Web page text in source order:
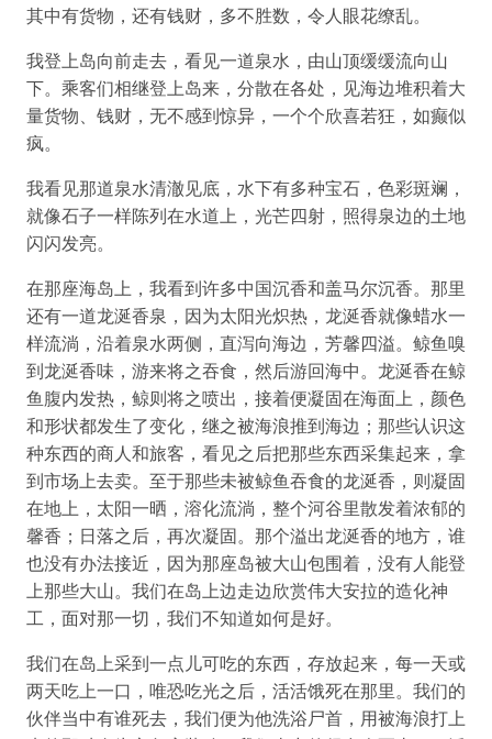
其中有货物，还有钱财，多不胜数，令人眼花缭乱。
我登上岛向前走去，看见一道泉水，由山顶缓缓流向山
下。乘客们相继登上岛来，分散在各处，见海边堆积着大
量货物、钱财，无不感到惊异，一个个欣喜若狂，如癫似
疯。
我看见那道泉水清澈见底，水下有多种宝石，色彩斑斓，
就像石子一样陈列在水道上，光芒四射，照得泉边的土地
闪闪发亮。
在那座海岛上，我看到许多中国沉香和盖马尔沉香。那里
还有一道龙涎香泉，因为太阳光炽热，龙涎香就像蜡水一
样流淌，沿着泉水两侧，直泻向海边，芳馨四溢。鲸鱼嗅
到龙涎香味，游来将之吞食，然后游回海中。龙涎香在鲸
鱼腹内发热，鲸则将之喷出，接着便凝固在海面上，颜色
和形状都发生了变化，继之被海浪推到海边；那些认识这
种东西的商人和旅客，看见之后把那些东西采集起来，拿
到市场上去卖。至于那些未被鲸鱼吞食的龙涎香，则凝固
在地上，太阳一晒，溶化流淌，整个河谷里散发着浓郁的
馨香；日落之后，再次凝固。那个溢出龙涎香的地方，谁
也没有办法接近，因为那座岛被大山包围着，没有人能登
上那些大山。我们在岛上边走边欣赏伟大安拉的造化神
工，面对那一切，我们不知道如何是好。
我们在岛上采到一点儿可吃的东西，存放起来，每一天或
两天吃上一口，唯恐吃光之后，活活饿死在那里。我们的
伙伴当中有谁死去，我们便为他洗浴尸首，用被海浪打上